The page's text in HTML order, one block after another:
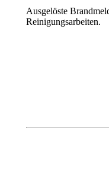
Ausgelöste
Reinigungsarbeiten.